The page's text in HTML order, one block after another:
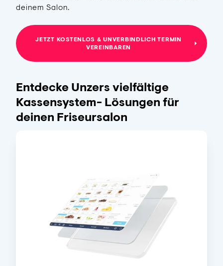
deinem Salon.
JETZT KOSTENLOS & UNVERBINDLICH TERMIN
VEREINBAREN
Entdecke Unzers vielfältige
Kassensystem- Lösungen für
deinen Friseursalon